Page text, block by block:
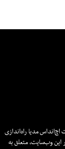
مدیا راه‌اندازی
وب‌سایت، متعلق به